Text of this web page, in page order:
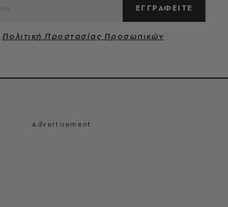
ΕΓΓΡΑΦΕΙΤΕ
Πολιτική Προστασίας Προσωπικών